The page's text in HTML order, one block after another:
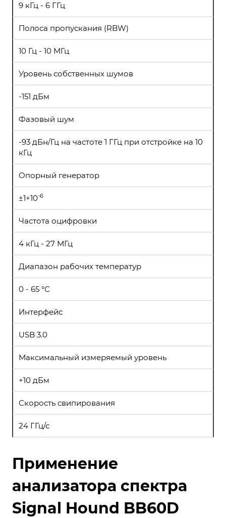
9 кГц - 6 ГГц
Полоса пропускания (RBW)
10 Гц - 10 МГц
Уровень собственных шумов
-151 дБм
Фазовый шум
-93 дБн/Гц на частоте 1 ГГц при отстройке на 10
кГц
Опорный генератор
±1×10-6
Частота оцифровки
4 кГц - 27 МГц
Диапазон рабочих температур
0 - 65 °С
Интерфейс
USB 3.0
Максимальный измеряемый уровень
+10 дБм
Скорость свипирования
24 ГГц/с
Применение
анализатора спектра
Signal Hound BB60D